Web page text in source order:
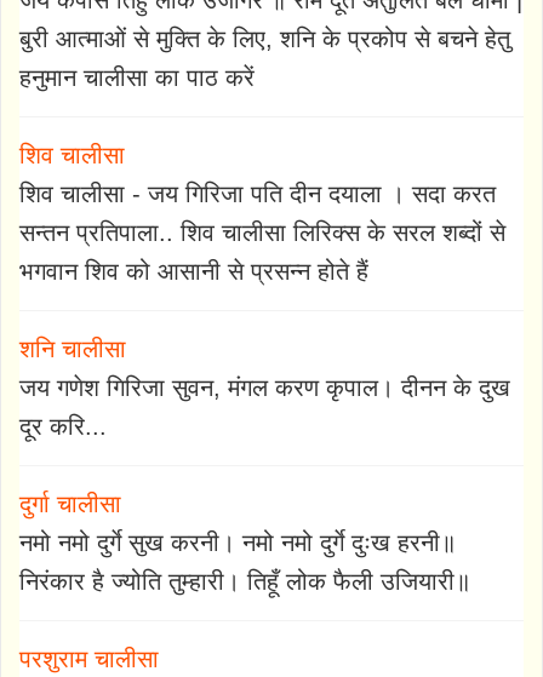
बुरी आत्माओं से मुक्ति के लिए, शनि के प्रकोप से बचने हेतु
हनुमान चालीसा का पाठ करें
शिव चालीसा
शिव चालीसा - जय गिरिजा पति दीन दयाला । सदा करत
सन्तन प्रतिपाला.. शिव चालीसा लिरिक्स के सरल शब्दों से
भगवान शिव को आसानी से प्रसन्न होते हैं
शनि चालीसा
जय गणेश गिरिजा सुवन, मंगल करण कृपाल। दीनन के दुख
दूर करि...
दुर्गा चालीसा
नमो नमो दुर्गे सुख करनी। नमो नमो दुर्गे दुःख हरनी॥
निरंकार है ज्योति तुम्हारी। तिहूँ लोक फैली उजियारी॥
परशुराम चालीसा